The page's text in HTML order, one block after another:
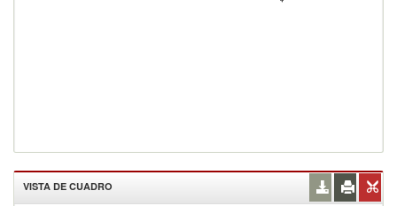
VISTA DE CUADRO